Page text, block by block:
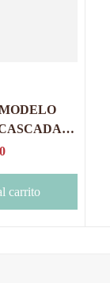
carrito